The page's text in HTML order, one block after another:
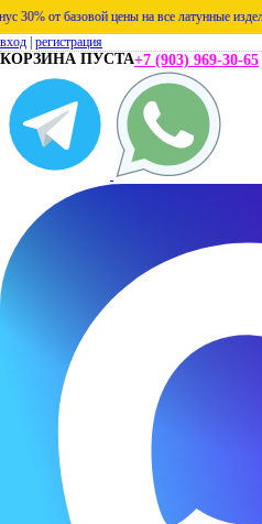
от базовой цены на все латунные изделия!!!
вход регистрация
КОРЗИНА ПУСТА+7 (903) 969-30-65